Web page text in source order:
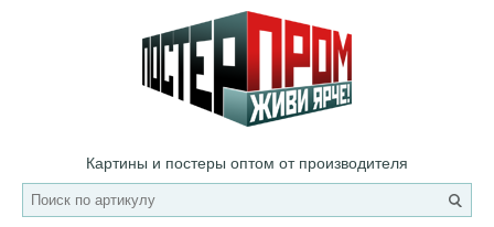
Картины и постеры оптом от производителя